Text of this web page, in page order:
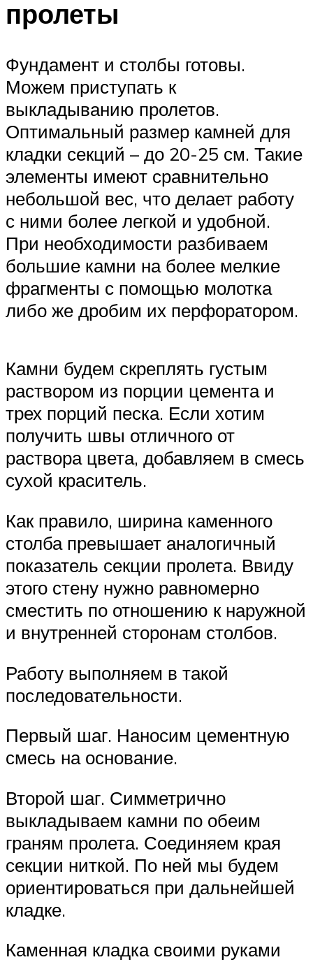
пролеты
Фундамент и столбы готовы.
Можем приступать к
выкладыванию пролетов.
Оптимальный размер камней для
кладки секций – до 20-25 см. Такие
элементы имеют сравнительно
небольшой вес, что делает работу
с ними более легкой и удобной.
При необходимости разбиваем
большие камни на более мелкие
фрагменты с помощью молотка
либо же дробим их перфоратором.
Камни будем скреплять густым
раствором из порции цемента и
трех порций песка. Если хотим
получить швы отличного от
раствора цвета, добавляем в смесь
сухой краситель.
Как правило, ширина каменного
столба превышает аналогичный
показатель секции пролета. Ввиду
этого стену нужно равномерно
сместить по отношению к наружной
и внутренней сторонам столбов.
Работу выполняем в такой
последовательности.
Первый шаг. Наносим цементную
смесь на основание.
Второй шаг. Симметрично
выкладываем камни по обеим
граням пролета. Соединяем края
секции ниткой. По ней мы будем
ориентироваться при дальнейшей
кладке.
Каменная кладка своими руками